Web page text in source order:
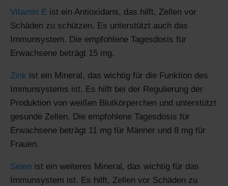
Vitamin E ist ein Antioxidans, das hilft, Zellen vor
Schäden zu schützen. Es unterstützt auch das
Immunsystem. Die empfohlene Tagesdosis für
Erwachsene beträgt 15 mg.
Zink ist ein Mineral, das wichtig für die Funktion des
Immunsystems ist. Es hilft bei der Regulierung der
Produktion von weißen Blutkörperchen und unterstützt
gesunde Zellen. Die empfohlene Tagesdosis für
Erwachsene beträgt 11 mg für Männer und 8 mg für
Frauen.
Selen ist ein weiteres Mineral, das wichtig für das
Immunsystem ist. Es hilft, Zellen vor Schäden zu